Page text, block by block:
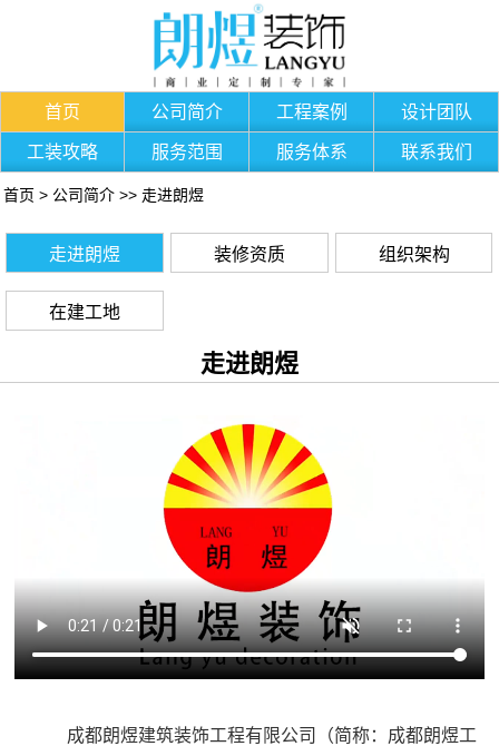
首页 公司简介 工程案例 设计团队
工装攻略 服务范围 服务体系 联系我们
首页 > 公司简介 >> 走进朗煜
走进朗煜 装修资质 组织架构
在建工地
走进朗煜
成都朗煜建筑装饰工程有限公司（简称：成都朗煜工